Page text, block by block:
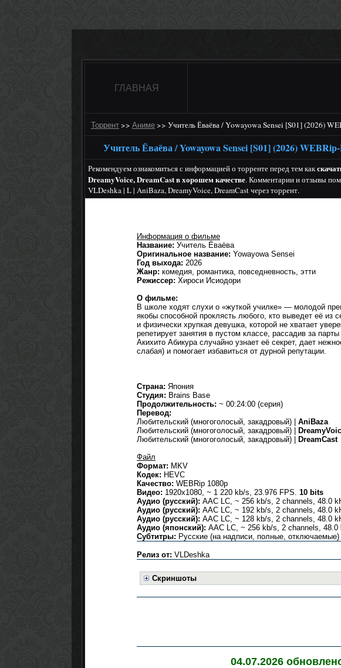
ГЛАВНАЯ
Торрент >> Аниме >> Учитель Ёваёва / Yowayowa Sensei [S01] (2026)
Учитель Ёваёва / Yowayowa Sensei [S01] (2026)
Рекомендуем ознакомиться с информацией о торренте перед тем как
DreamyVoice, DreamCast в хорошем качестве. Комментарии и отзывы
VLDeshka | L | AniBaza, DreamyVoice, DreamCast через торрент.
Информация о фильме
Название: Учитель Ёваёва
Оригинальное название: Yowayowa Sensei
Год выхода: 2026
Жанр: комедия, романтика, повседневность, этти
Режиссер: Хироси Исиодори
О фильме:
В школе ходят слухи о «жуткой училке» — молодой
якобы способной проклясть любого, кто выведет её из
и физически хрупкая девушка, которой не хватает
репетирует занятия в пустом классе, рассадив за
Акихито Абикура случайно узнает её секрет, дает
слабая) и помогает избавиться от дурной репутации.
Страна: Япония
Студия: Brains Base
Продолжительность: ~ 00:24:00 (серия)
Перевод:
Любительский (многоголосый, закадровый) | AniBaza
Любительский (многоголосый, закадровый) |
Любительский (многоголосый, закадровый) |
DreamCast
Файл
Формат: MKV
Кодек: HEVC
Качество: WEBRip 1080p
Видео: 1920x1080, ~ 1 220 kb/s, 23.976 FPS. 10 bits
Аудио (русский): AAC LC, ~ 256 kb/s, 2 channels, 48.0
Аудио (русский): AAC LC, ~ 192 kb/s, 2 channels, 48.0
Аудио (русский): AAC LC, ~ 128 kb/s, 2 channels, 48.0
Аудио (японский): AAC LC, ~ 256 kb/s, 2 channels, 48.0
Субтитры: Русские (на надписи, полные, отключаемые) |
Релиз от: VLDeshka
Скриншоты
04.07.2026